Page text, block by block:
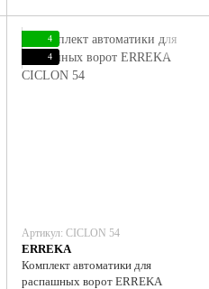
4
4
Артикул: CICLON 54
ERREKA
Комплект автоматики для
распашных ворот ERREKA